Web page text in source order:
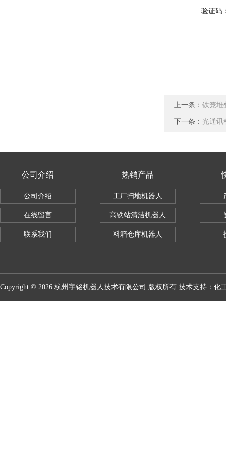
验证码
上一条： 铁笼堆
下一条： 光通讯
公司介绍
公司介绍
在线留言
联系我们
热销产品
工厂扫地机器人
高铁站清洁机器人
料箱仓库机器人
Copyright © 2026 杭州宇铭机器人技术有限公司 版权所有 技术支持： 化